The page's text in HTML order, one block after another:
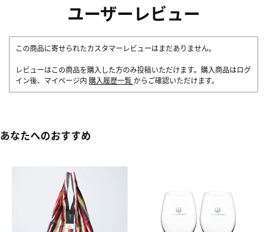
ユーザーレビュー
この商品に寄せられたカスタマーレビューはまだありません。
レビューはこの商品を購入した方のみ投稿いただけます。購入商品はログ
イン後、マイページ内 購入履歴一覧 からご確認いただけます。
あなたへのおすすめ